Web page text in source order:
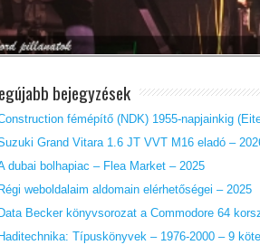
bejegyzések
fémépítő (NDK) 1955-napjainkig
Grand Vitara 1.6 JT VVT M16 eladó –
dubai bolhapiac – Flea Market – 2025
weboldalaim aldomain elérhetőségei – 2025
Becker könyvsorozat a Commodore 64
Típuskönyvek – 1976-2000 – 9